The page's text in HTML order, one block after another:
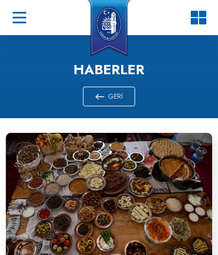
HABERLER
GERI